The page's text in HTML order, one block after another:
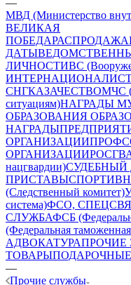
—
МВД (Министерство
ВЕЛИКАЯ
ПОБЕДАРАСПРОДАЖА
ДАТЫ
ЛИЧНОСТИВС
СНГКАЗАЧЕСТВОМЧС
ситуациям)НАГРАДЫ
ОБРАЗОВАНИЯ
НАГРАДЫ
ОРГАНИЗАЦИИ
ОРГАНИЗАЦИИ
нацгвардии)СУДЕБНЫЙ
ПРИСТАВЫ
(Следственный комитет)
система)ФСО,
СЛУЖБАФСБ
(Федеральная
АДВОКАТУРАПРОЧИЕ
ТОВАРЫ
—
Прочие службы